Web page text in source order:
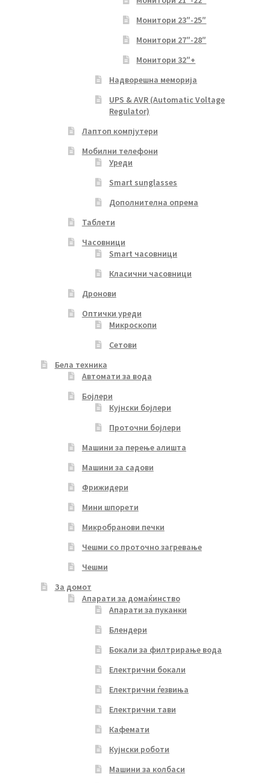
Монитори 23″-25″
Монитори 27″-28″
Монитори 32″+
Надворешна меморија
UPS & AVR (Automatic Voltage
Regulator)
Лаптоп компјутери
Мобилни телефони
Уреди
Smart sunglasses
Дополнителна опрема
Таблети
Часовници
Smart часовници
Класични часовници
Дронови
Оптички уреди
Микроскопи
Сетови
Бела техника
Автомати за вода
Бојлери
Кујнски бојлери
Проточни бојлери
Машини за перење алишта
Машини за садови
Фрижидери
Мини шпорети
Микробранови печки
Чешми со проточно загревање
Чешми
За домот
Апарати за домаќинство
Апарати за пуканки
Блендери
Бокали за филтрирање вода
Електрични бокали
Електрични ѓезвиња
Електрични тави
Кафемати
Кујнски роботи
Машини за колбаси